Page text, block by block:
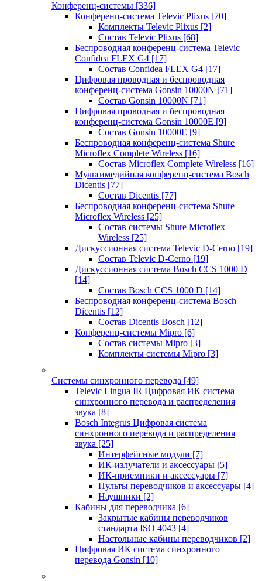
Конференц-системы [336]
Конференц-система Televic Plixus [70]
Комплекты Televic Plixus [2]
Состав Televic Plixus [68]
Беспроводная конференц-система Televic
Confidea FLEX G4 [17]
Состав Confidea FLEX G4 [17]
Цифровая проводная и беспроводная
конференц-система Gonsin 10000N [71]
Состав Gonsin 10000N [71]
Цифровая проводная и беспроводная
конференц-система Gonsin 10000E [9]
Состав Gonsin 10000E [9]
Беспроводная конференц-система Shure
Microflex Complete Wireless [16]
Состав Microflex Complete Wireless [16]
Мультимедийная конференц-система Bosch
Dicentis [77]
Состав Dicentis [77]
Беспроводная конференц-система Shure
Microflex Wireless [25]
Состав системы Shure Microflex
Wireless [25]
Дискуссионная система Televic D-Cerno [19]
Состав Televic D-Cerno [19]
Дискуссионная система Bosch CCS 1000 D
[14]
Состав Bosch CCS 1000 D [14]
Беспроводная конференц-система Bosch
Dicentis [12]
Состав Dicentis Bosch [12]
Конференц-системы Mipro [6]
Состав системы Mipro [3]
Комплекты системы Mipro [3]
Системы синхронного перевода [49]
Televic Lingua IR Цифровая ИК система
синхронного перевода и распределения
звука [8]
Bosch Integrus Цифровая система
синхронного перевода и распределения
звука [25]
Интерфейсные модули [7]
ИК-излучатели и аксессуары [5]
ИК-приемники и аксессуары [7]
Пульты переводчиков и аксессуары [4]
Наушники [2]
Кабины для переводчика [6]
Закрытые кабины переводчиков
стандарта ISO 4043 [4]
Настольные кабины переводчиков [2]
Цифровая ИК система синхронного
перевода Gonsin [10]